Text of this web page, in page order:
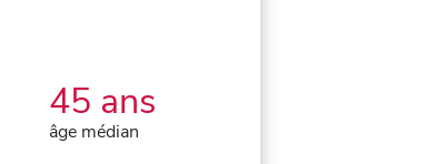
45 ans
âge médian